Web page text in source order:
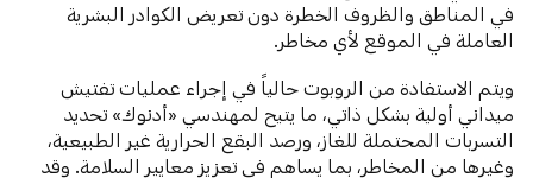
في المناطق والظروف الخطرة دون تعريض الكوادر البشرية
العاملة في الموقع لأي مخاطر.
ويتم الاستفادة من الروبوت حالياً في إجراء عمليات تفتيش
ميداني أولية بشكل ذاتي، ما يتيح لمهندسي «أدنوك» تحديد
التسربات المحتملة للغاز، ورصد البقع الحرارية غير الطبيعية،
وغيرها من المخاطر، بما يساهم في تعزيز معايير السلامة. وقد